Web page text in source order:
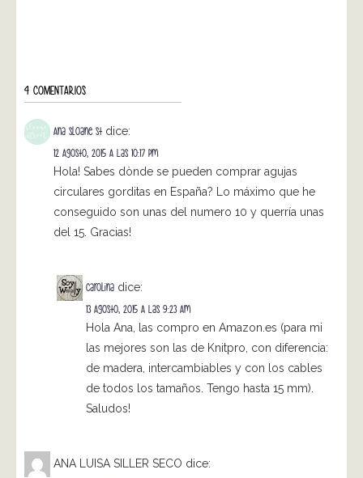
4 COMENTARIOS
Ana Sloane St dice:
12 Agosto, 2015 A Las 10:17 Pm
Hola! Sabes dònde se pueden comprar agujas
circulares gorditas en España? Lo máximo que he
conseguido son unas del numero 10 y querría unas
del 15. Gracias!
Carolina dice:
13 Agosto, 2015 A Las 9:23 Am
Hola Ana, las compro en Amazon.es (para mi
las mejores son las de Knitpro, con diferencia:
de madera, intercambiables y con los cables
de todos los tamaños. Tengo hasta 15 mm).
Saludos!
ANA LUISA SILLER SECO dice: